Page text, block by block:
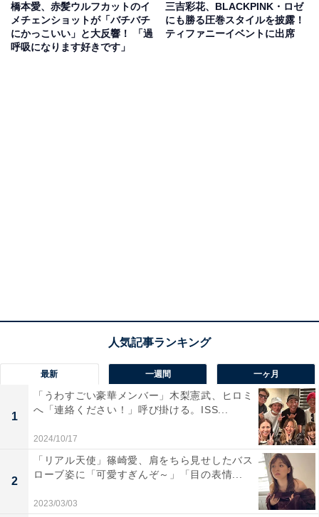
橋本愛、赤髪ウルフカットのイ
メチェンショットが「バチバチ
にかっこいい」と大反響！ 「過
呼吸になります好きです」
三吉彩花、BLACKPINK・ロゼ
にも勝る圧巻スタイルを披露！
ティファニーイベントに出席
最新 一週間 一ヶ月
1
「うわすごい豪華メンバー」木梨憲武、ヒロミ
へ「連絡ください！」呼び掛ける。ISS...
2024/10/17
2
「リアル天使」篠崎愛、肩をちら見せしたバス
ローブ姿に「可愛すぎんぞ～」「目の表情...
2023/03/03